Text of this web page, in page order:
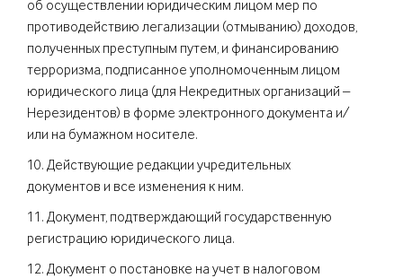
об осуществлении юридическим лицом мер по
противодействию легализации (отмыванию) доходов,
полученных преступным путем, и финансированию
терроризма, подписанное уполномоченным лицом
юридического лица (для Некредитных организаций –
Нерезидентов) в форме электронного документа и/
или на бумажном носителе.
10. Действующие редакции учредительных
документов и все изменения к ним.
11. Документ, подтверждающий государственную
регистрацию юридического лица.
12. Документ о постановке на учет в налоговом